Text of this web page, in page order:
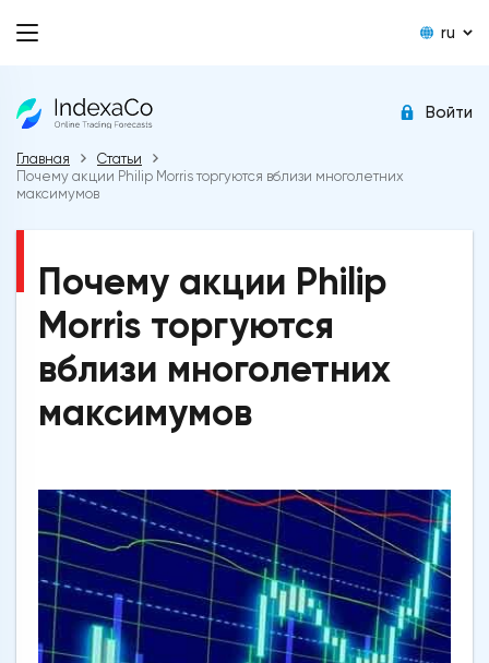
ru
Войти
Главная
Статьи
Почему акции Philip Morris торгуются вблизи многолетних
максимумов
Почему акции Philip
Morris торгуются
вблизи многолетних
максимумов